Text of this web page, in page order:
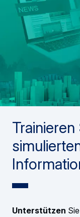
Trainieren
Unterstützen